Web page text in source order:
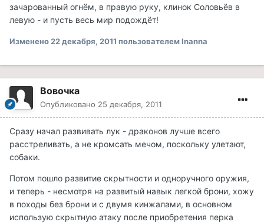
зачарованный огнём, в правую руку, клинок Соловьёв в
левую - и пусть весь мир подождёт!
Изменено22 декабря, 2011 пользователем Inanna
Вовочка
Опубликовано 25 декабря, 2011
Сразу начал развивать лук - драконов лучше всего
расстреливать, а не кромсать мечом, поскольку улетают,
собаки.
Потом пошло развитие скрытности и одноручного оружия,
и теперь - несмотря на развитый навык легкой брони, хожу
в походы без брони и с двумя кинжалами, в основном
использую скрытную атаку после приобретения перка